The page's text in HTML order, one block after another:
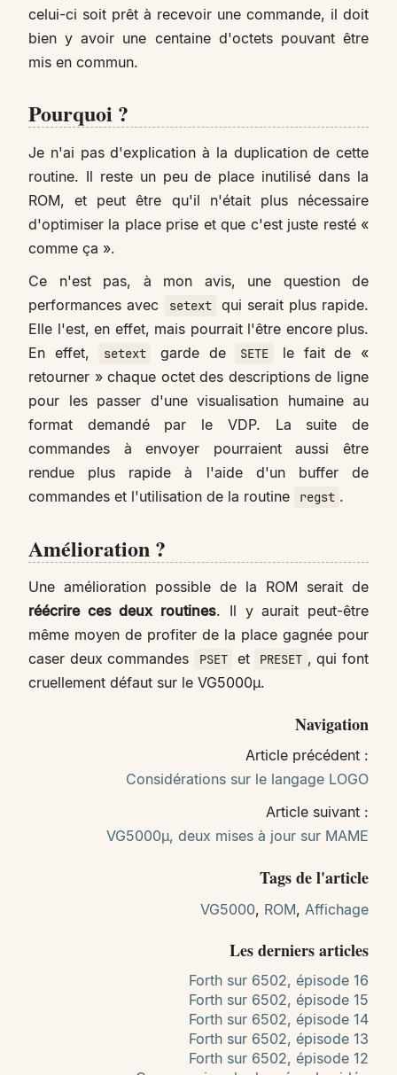
celui-ci soit prêt à recevoir une commande, il doit
bien y avoir une centaine d'octets pouvant être
mis en commun.
Pourquoi ?
Je n'ai pas d'explication à la duplication de cette
routine. Il reste un peu de place inutilisé dans la
ROM, et peut être qu'il n'était plus nécessaire
d'optimiser la place prise et que c'est juste resté «
comme ça ».
Ce n'est pas, à mon avis, une question de
performances avec
setext
qui serait plus rapide.
Elle l'est, en effet, mais pourrait l'être encore plus.
En effet,
setext garde de SETE
le fait de «
retourner » chaque octet des descriptions de ligne
pour les passer d'une visualisation humaine au
format demandé par le VDP. La suite de
commandes à envoyer pourraient aussi être
rendue plus rapide à l'aide d'un buffer de
commandes et l'utilisation de la routine
regst .
Amélioration ?
Une amélioration possible de la ROM serait de
réécrire ces deux routines. Il y aurait peut-être
même moyen de profiter de la place gagnée pour
caser deux commandes
PSET et PRESET , qui font
cruellement défaut sur le VG5000µ.
Navigation
Article précédent :
Considérations sur le langage LOGO
Article suivant :
VG5000µ, deux mises à jour sur MAME
Tags de l'article
VG5000, ROM, Affichage
Les derniers articles
Forth sur 6502, épisode 16
Forth sur 6502, épisode 15
Forth sur 6502, épisode 14
Forth sur 6502, épisode 13
Forth sur 6502, épisode 12